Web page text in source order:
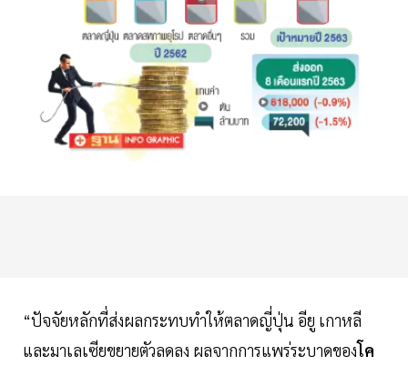
“ปัจจัยหลักที่ส่งผลกระทบทำให้ตลาดญี่ปุ่น อียู เกาหลี
และมาเลเซียขยายตัวลดลง ผลจากการแพร่ระบาดของโค